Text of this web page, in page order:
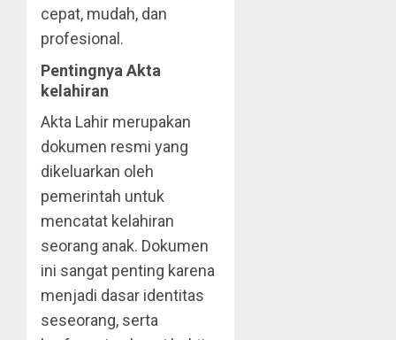
cepat, mudah, dan
profesional.
Pentingnya Akta
kelahiran
Akta Lahir merupakan
dokumen resmi yang
dikeluarkan oleh
pemerintah untuk
mencatat kelahiran
seorang anak. Dokumen
ini sangat penting karena
menjadi dasar identitas
seseorang, serta